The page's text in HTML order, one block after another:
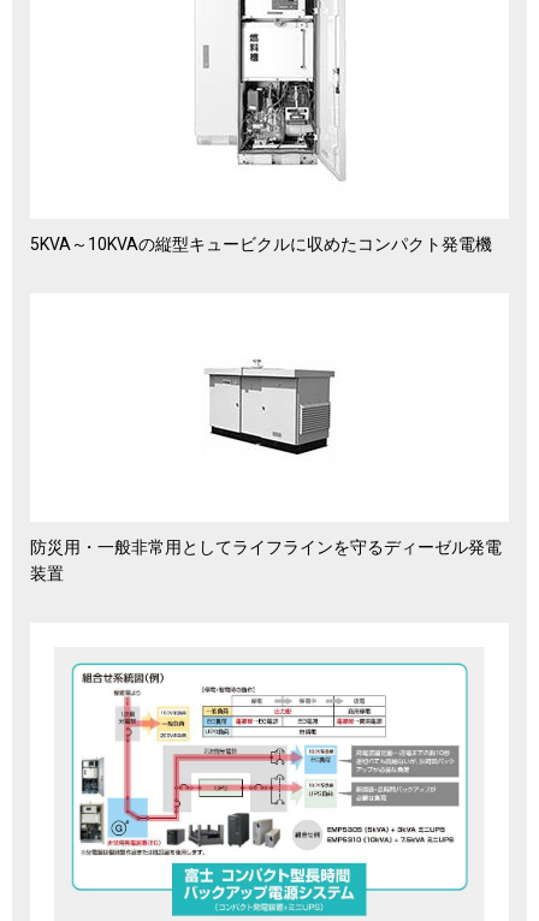
5KVA～10KVAの縦型キュービクルに収めたコンパクト発電機
防災用・一般非常用としてライフラインを守るディーゼル発電
装置